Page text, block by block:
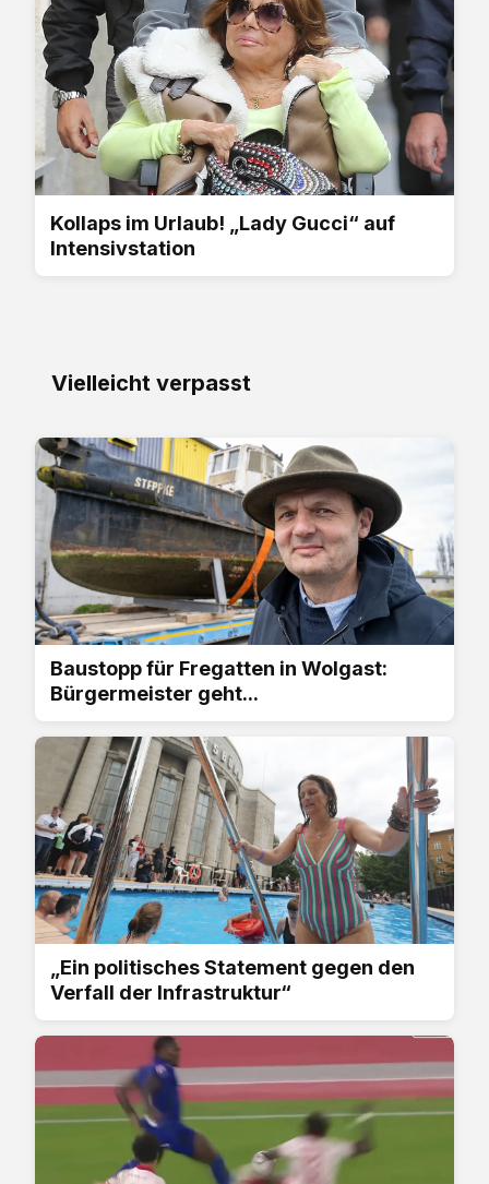
Kollaps im Urlaub! „Lady Gucci“ auf
Intensivstation
Vielleicht verpasst
Baustopp für Fregatten in Wolgast:
Bürgermeister geht...
„Ein politisches Statement gegen den
Verfall der Infrastruktur“